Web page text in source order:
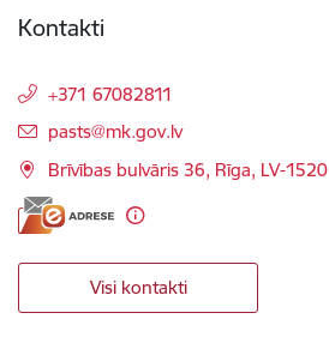
Kontakti
+371 67082811
E-pasts:
pasts@mk.gov.lv
Brīvības bulvāris 36, Rīga, LV-1520
Visi kontakti